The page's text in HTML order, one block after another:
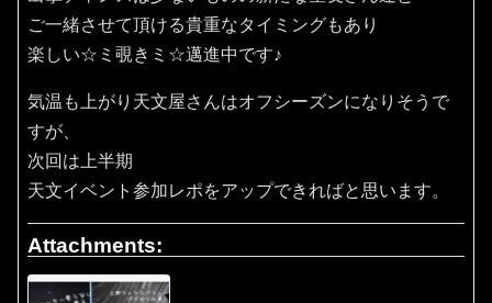
ご一緒させて頂ける貴重なタイミングもあり
楽しい☆ミ覗きミ☆邁進中です♪
気温も上がり天文屋さんはオフシーズンになりそうで
すが、
次回は上半期
天文イベント参加レポをアップできればと思います。
Attachments: